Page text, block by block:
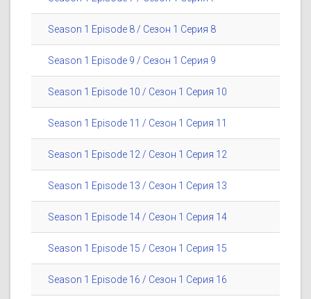
Season 1 Episode 8 / Сезон 1 Серия 8
Season 1 Episode 9 / Сезон 1 Серия 9
Season 1 Episode 10 / Сезон 1 Серия 10
Season 1 Episode 11 / Сезон 1 Серия 11
Season 1 Episode 12 / Сезон 1 Серия 12
Season 1 Episode 13 / Сезон 1 Серия 13
Season 1 Episode 14 / Сезон 1 Серия 14
Season 1 Episode 15 / Сезон 1 Серия 15
Season 1 Episode 16 / Сезон 1 Серия 16